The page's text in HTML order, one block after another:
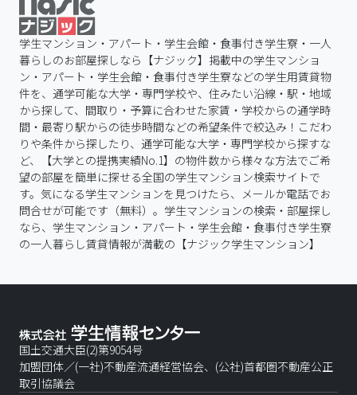
学生マンション・アパート・学生会館・食事付き学生寮・一人
暮らしのお部屋探しなら【ナジック】掲載中の学生マンショ
ン・アパート・学生会館・食事付き学生寮などの学生用賃貸物
件を、通学可能な大学・専門学校や、住みたい沿線・駅・地域
から探して、間取り・予算に合わせた家賃・学校からの通学時
間・最寄り駅からの徒歩時間などの希望条件で絞込み！こだわ
りや条件から探したり、通学可能な大学・専門学校から探すな
ど、【大学との提携実績No.1】の物件数から様々な方法でご希
望の部屋を簡単に探せる全国の学生マンション検索サイトで
す。気になる学生マンションを見つけたら、メールか電話でお
問合せが可能です（無料）。学生マンションの検索・部屋探し
なら、学生マンション・アパート・学生会館・食事付き学生寮
の一人暮らし賃貸情報が満載の【ナジック学生マンション】
国土交通大臣(2)第9054号
加盟団体／(一社)不動産流通経営協会、(公社)首都圏不動産公正
取引協議会